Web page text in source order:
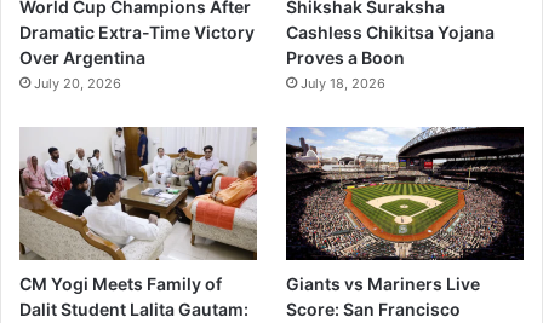
World Cup Champions After
Dramatic Extra-Time Victory
Over Argentina
July 20, 2026
Shikshak Suraksha
Cashless Chikitsa Yojana
Proves a Boon
July 18, 2026
CM Yogi Meets Family of
Dalit Student Lalita Gautam:
Giants vs Mariners Live
Score: San Francisco